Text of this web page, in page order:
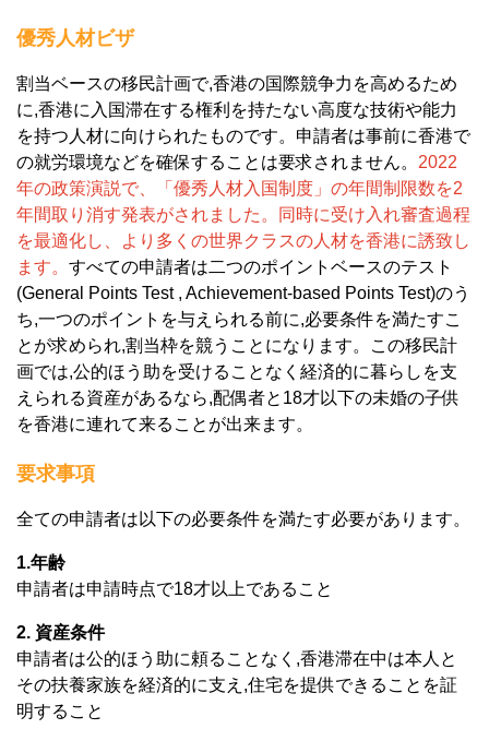
優秀人材ビザ
割当ベースの移民計画で,香港の国際競争力を高めるため
に,香港に入国滞在する権利を持たない高度な技術や能力
を持つ人材に向けられたものです。申請者は事前に香港で
の就労環境などを確保することは要求されません。 2022
年の政策演説で、「優秀人材入国制度」の年間制限数を2
年間取り消す発表がされました。同時に受け入れ審査過程
を最適化し、より多くの世界クラスの人材を香港に誘致し
ます。 すべての申請者は二つのポイントベースのテスト
(General Points Test , Achievement-based Points Test)のう
ち,一つのポイントを与えられる前に,必要条件を満たすこ
とが求められ,割当枠を競うことになります。この移民計
画では,公的ほう助を受けることなく経済的に暮らしを支
えられる資産があるなら,配偶者と18才以下の未婚の子供
を香港に連れて来ることが出来ます。
要求事項
全ての申請者は以下の必要条件を満たす必要があります。
1.年齢
申請者は申請時点で18才以上であること
2. 資産条件
申請者は公的ほう助に頼ることなく,香港滞在中は本人と
その扶養家族を経済的に支え,住宅を提供できることを証
明すること